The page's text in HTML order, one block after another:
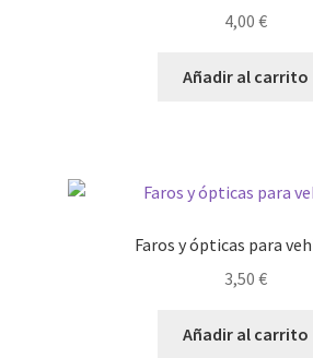
4,00 €
Añadir al carrito
Faros y ópticas para
3,50 €
Añadir al carrito